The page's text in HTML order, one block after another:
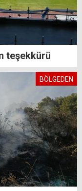
teşekkürü
BÖLGEDEN